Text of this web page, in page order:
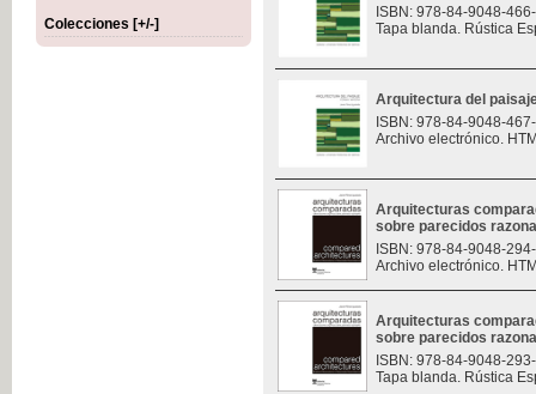
Colecciones [+/-]
ISBN: 978-84-9048-
Tapa blanda. Rústica
Arquitectura del
ISBN: 978-84-9048-
Archivo electrónico.
Arquitecturas
sobre parecidos
ISBN: 978-84-9048-
Archivo electrónico.
Arquitecturas
sobre parecidos
ISBN: 978-84-9048-
Tapa blanda. Rústica